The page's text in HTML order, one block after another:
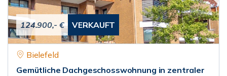
124.900,- € VERKAUFT
Bielefeld
Gemütliche Dachgeschosswohnung in zentraler